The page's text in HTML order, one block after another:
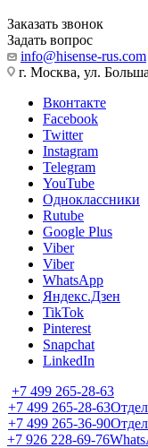
Заказать звонок
Задать вопрос
info@hisense-rus.com
г. Москва, ул.
Вконтакте
Facebook
Twitter
Instagram
Telegram
YouTube
Одноклассники
Rutube
Google Plus
Viber
Viber
WhatsApp
Яндекс.Дзен
TikTok
Pinterest
Snapchat
LinkedIn
+7 499 265-28-63
+7 499 265-28-63
+7 499 265-36-90
+7 926 228-69-76